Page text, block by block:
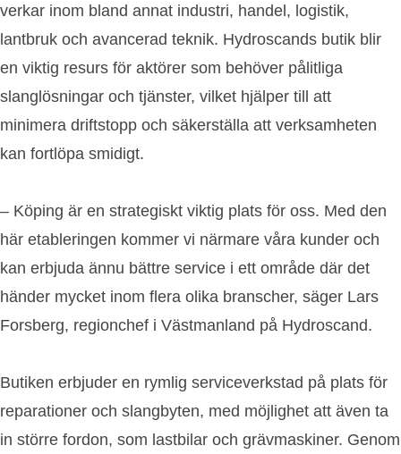
verkar inom bland annat industri, handel, logistik,
lantbruk och avancerad teknik. Hydroscands butik blir
en viktig resurs för aktörer som behöver pålitliga
slanglösningar och tjänster, vilket hjälper till att
minimera driftstopp och säkerställa att verksamheten
kan fortlöpa smidigt.
– Köping är en strategiskt viktig plats för oss. Med den
här etableringen kommer vi närmare våra kunder och
kan erbjuda ännu bättre service i ett område där det
händer mycket inom flera olika branscher, säger Lars
Forsberg, regionchef i Västmanland på Hydroscand.
Butiken erbjuder en rymlig serviceverkstad på plats för
reparationer och slangbyten, med möjlighet att även ta
in större fordon, som lastbilar och grävmaskiner. Genom